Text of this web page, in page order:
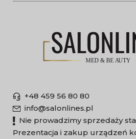
+48 459 56 80 80
info@salonlines.pl
Nie prowadzimy sprzedaży
Prezentacja i zakup urządzeń